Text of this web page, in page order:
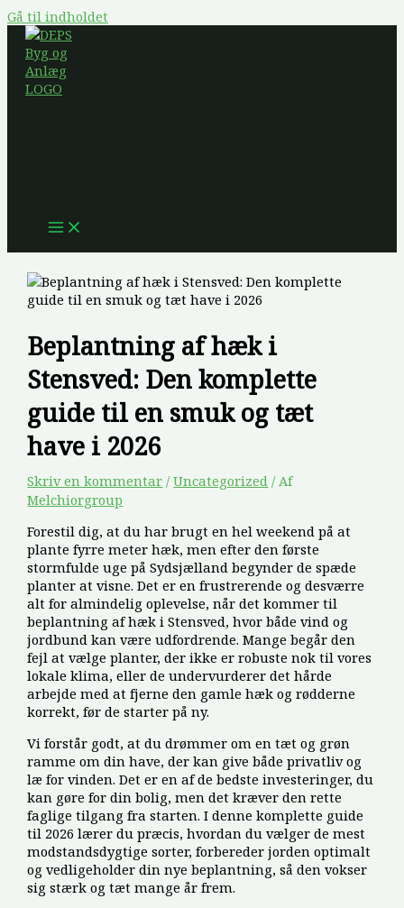
Gå til indholdet
Beplantning af hæk i
Stensved: Den komplette
guide til en smuk og tæt
have i 2026
Skriv en kommentar /Uncategorized / Af
Melchiorgroup
Forestil dig, at du har brugt en hel weekend på at
plante fyrre meter hæk, men efter den første
stormfulde uge på Sydsjælland begynder de spæde
planter at visne. Det er en frustrerende og desværre
alt for almindelig oplevelse, når det kommer til
beplantning af hæk i Stensved, hvor både vind og
jordbund kan være udfordrende. Mange begår den
fejl at vælge planter, der ikke er robuste nok til vores
lokale klima, eller de undervurderer det hårde
arbejde med at fjerne den gamle hæk og rødderne
korrekt, før de starter på ny.
Vi forstår godt, at du drømmer om en tæt og grøn
ramme om din have, der kan give både privatliv og
læ for vinden. Det er en af de bedste investeringer, du
kan gøre for din bolig, men det kræver den rette
faglige tilgang fra starten. I denne komplette guide
til 2026 lærer du præcis, hvordan du vælger de mest
modstandsdygtige sorter, forbereder jorden optimalt
og vedligeholder din nye beplantning, så den vokser
sig stærk og tæt mange år frem.